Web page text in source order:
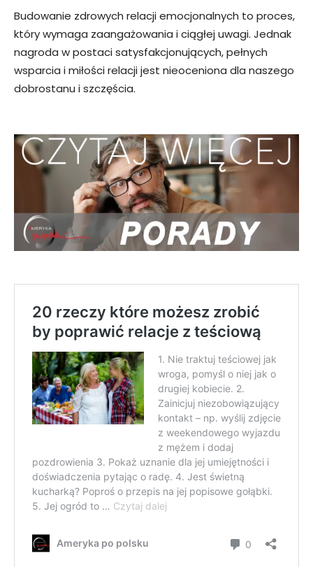
Budowanie zdrowych relacji emocjonalnych to proces,
który wymaga zaangażowania i ciągłej uwagi. Jednak
nagroda w postaci satysfakcjonujących, pełnych
wsparcia i miłości relacji jest nieoceniona dla naszego
dobrostanu i szczęścia.